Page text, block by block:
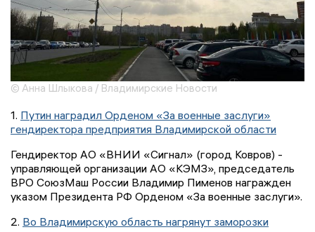
© Анна Шлыкова / Владимирские Новости
1. Путин наградил Орденом «За военные заслуги»
гендиректора предприятия Владимирской области
Гендиректор АО «ВНИИ «Сигнал» (город Ковров) -
управляющей организации АО «КЭМЗ», председатель
ВРО СоюзМаш России Владимир Пименов награжден
указом Президента РФ Орденом «За военные заслуги».
2. Во Владимирскую область нагрянут заморозки